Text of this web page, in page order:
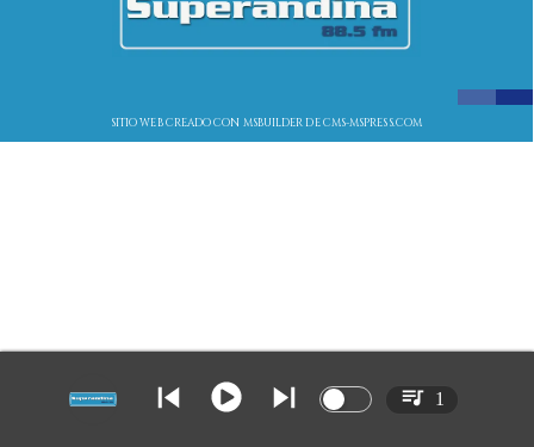
SITIO WEB CREADO CON MSBUILDER DE CMS-MSPRESS.COM
1